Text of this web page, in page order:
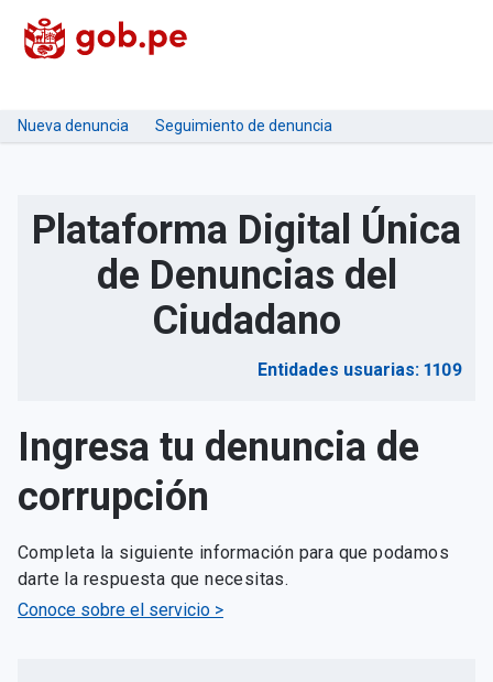
Nueva denuncia Seguimiento de denuncia
Plataforma Digital Única
de Denuncias del
Ciudadano
Entidades usuarias: 1109
Ingresa tu denuncia de
corrupción
Completa la siguiente información para que podamos
darte la respuesta que necesitas.
Conoce sobre el servicio >